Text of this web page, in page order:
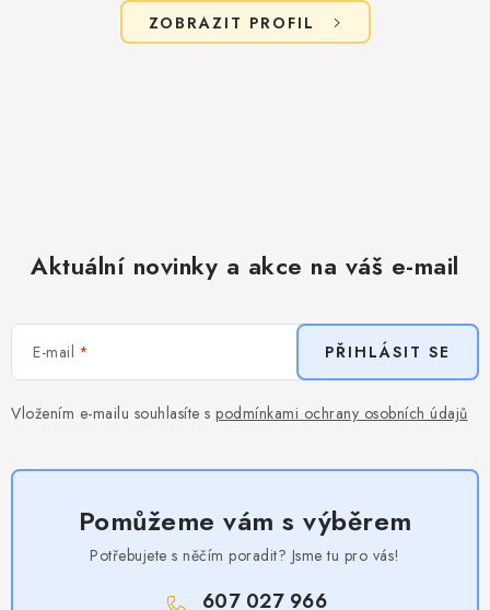
ZOBRAZIT PROFIL
Aktuální novinky a akce na váš e-mail
E-mail
Vložením e-mailu souhlasíte s podmínkami ochrany osobních údajů
PŘIHLÁSIT SE
Pomůžeme vám s výběrem
Potřebujete s něčím poradit? Jsme tu pro vás!
607 027 966